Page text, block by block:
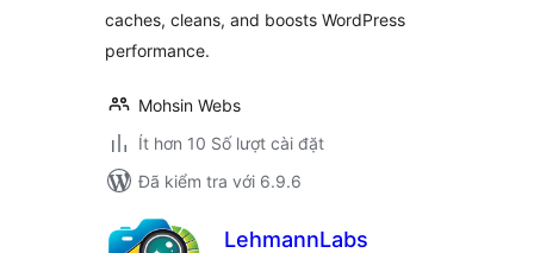
caches, cleans, and boosts WordPress
performance.
Mohsin Webs
Ít hơn 10 Số lượt cài đặt
Đã kiểm tra với 6.9.6
LehmannLabs